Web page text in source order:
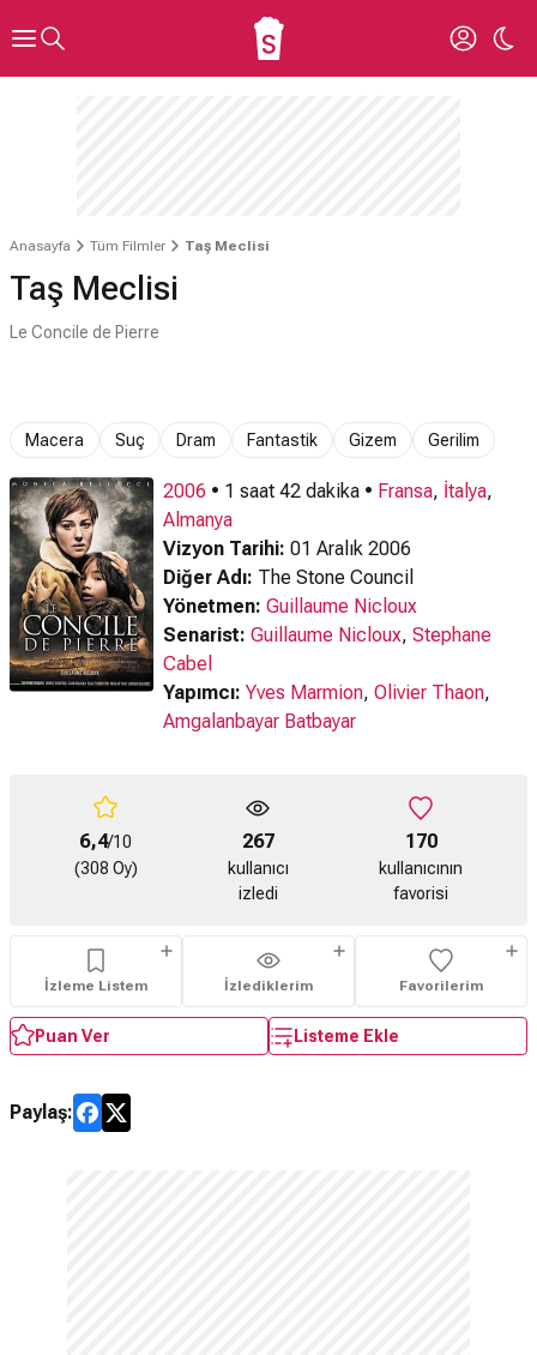
Anasayfa Tüm Filmler Taş Meclisi
Taş Meclisi
Le Concile de Pierre
Macera Suç Dram Fantastik Gizem Gerilim
2006 • 1 saat 42 dakika • Fransa, İtalya,
Almanya
Vizyon Tarihi: 01 Aralık 2006
Diğer Adı: The Stone Council
Yönetmen: Guillaume Nicloux
Senarist: Guillaume Nicloux, Stephane
Cabel
Yapımcı: Yves Marmion, Olivier Thaon,
Amgalanbayar Batbayar
6,4/10
(308 Oy)
267
kullanıcı
izledi
170
kullanıcının
favorisi
İzleme Listem İzlediklerim Favorilerim
Puan Ver Listeme Ekle
Paylaş: